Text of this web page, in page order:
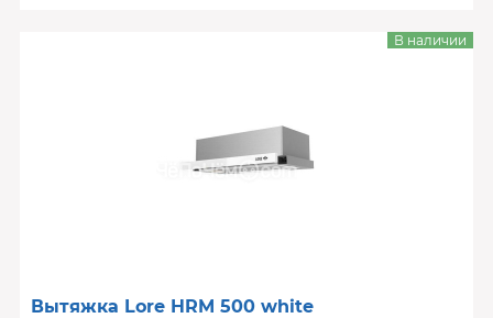
Вытяжка Lore HRM 500 white
В наличии